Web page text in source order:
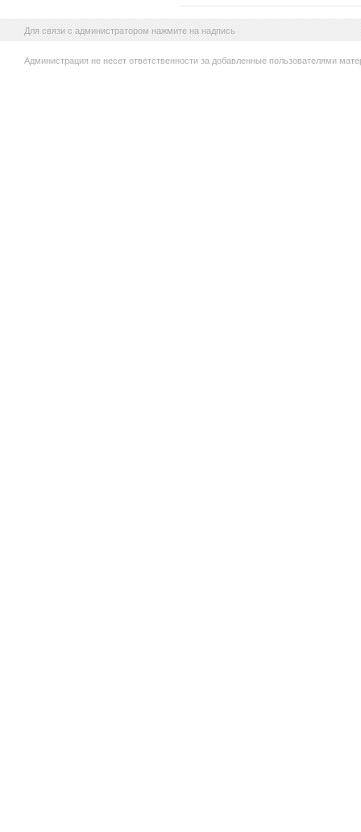
Для связи с администратором нажмите на надпись
Администрация не несет ответственности за добавленные пользователями